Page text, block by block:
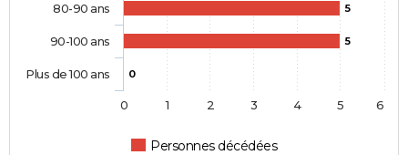
5
5
0
Personnes décédées
80-90 ans
90-100 ans
Plus de 100 ans
0 1 2 3 4 5 6